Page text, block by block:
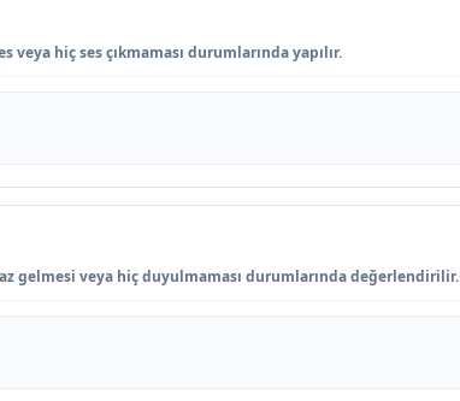
hiç ses çıkmaması durumlarında yapılır.
gelmesi veya hiç duyulmaması durumlarında değerlendirilir.